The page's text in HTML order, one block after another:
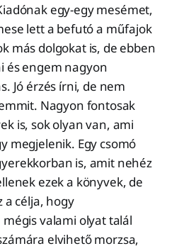
egy-egy mesémet,
lett a befutó a műfajok
más dolgokat is, de ebben
és engem nagyon
Jó érzés írni, de nem
Nagyon fontosak
is, sok olyan van, ami
megjelenik. Egy csomó
is, amit nehéz
ezek a könyvek, de
a célja, hogy
mégis valami olyat talál
elvihető morzsa,